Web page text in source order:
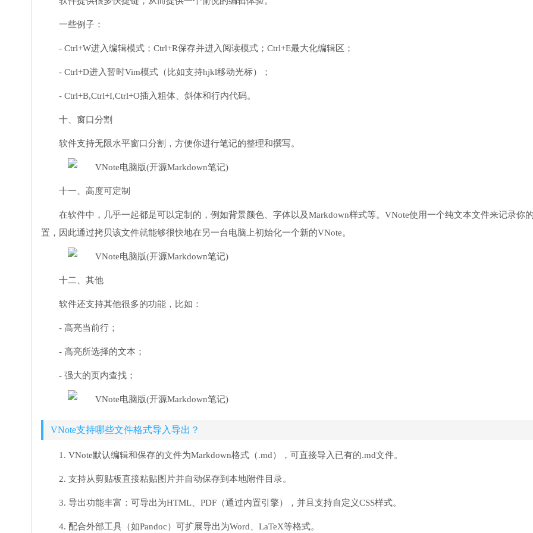
一些例子：
- Ctrl+W进入编辑模式；Ctrl+R保存并进入阅读模式；Ctrl+E最大化编辑区；
- Ctrl+D进入暂时Vim模式（比如支持hjkl移动光标）；
- Ctrl+B,Ctrl+I,Ctrl+O插入粗体、斜体和行内代码。
十、窗口分割
软件支持无限水平窗口分割，方便你进行笔记的整理和撰写。
十一、高度可定制
在软件中，几乎一起都是可以定制的，例如背景颜色、字体以及Markdown样式等。VNote使用一个纯文本文件来记录你
置，因此通过拷贝该文件就能够很快地在另一台电脑上初始化一个新的VNote。
十二、其他
软件还支持其他很多的功能，比如：
- 高亮当前行；
- 高亮所选择的文本；
- 强大的页内查找；
VNote支持哪些文件格式导入导出？
1. VNote默认编辑和保存的文件为Markdown格式（.md），可直接导入已有的.md文件。
2. 支持从剪贴板直接粘贴图片并自动保存到本地附件目录。
3. 导出功能丰富：可导出为HTML、PDF（通过内置引擎），并且支持自定义CSS样式。
4. 配合外部工具（如Pandoc）可扩展导出为Word、LaTeX等格式。